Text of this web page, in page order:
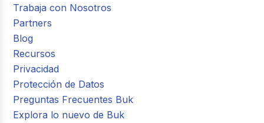
Trabaja con Nosotros
Partners
Blog
Recursos
Privacidad
Protección de Datos
Preguntas Frecuentes Buk
Explora lo nuevo de Buk